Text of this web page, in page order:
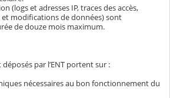
(logs et adresses IP, traces des accès,
modifications de données) sont
de douze mois maximum.
par l’ENT portent sur :
nécessaires au bon fonctionnement du